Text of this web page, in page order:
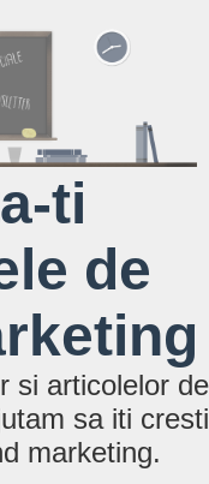
ti
de
si articolelor de
sa iti cresti
marketing.